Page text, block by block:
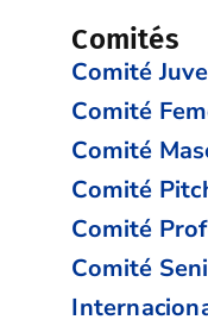
Comités
Comité
Comité
Comité
Comité
Comité
Comité